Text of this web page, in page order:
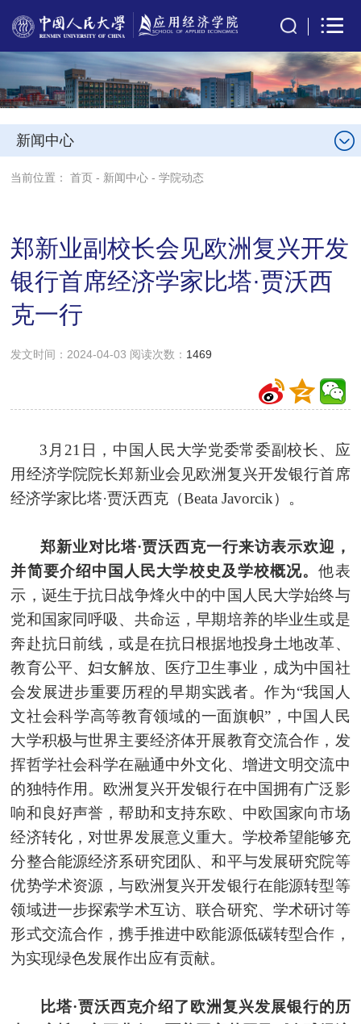
新闻中心
当前位置：首页 - 新闻中心 -学院动态
郑新业副校长会见欧洲复兴开发
银行首席经济学家比塔·贾沃西
克一行
发文时间：2024-04-03 阅读次数： 1469
3月21日，中国人民大学党委常委副校长、应
用经济学院院长郑新业会见欧洲复兴开发银行首席
经济学家比塔·贾沃西克（BeataJavorcik）。
郑新业对比塔·贾沃西克一行来访表示欢迎，
并简要介绍中国人民大学校史及学校概况。他表
示，诞生于抗日战争烽火中的中国人民大学始终与
党和国家同呼吸、共命运，早期培养的毕业生或是
奔赴抗日前线，或是在抗日根据地投身土地改革、
教育公平、妇女解放、医疗卫生事业，成为中国社
会发展进步重要历程的早期实践者。作为“我国人
文社会科学高等教育领域的一面旗帜”，中国人民
大学积极与世界主要经济体开展教育交流合作，发
挥哲学社会科学在融通中外文化、增进文明交流中
的独特作用。欧洲复兴开发银行在中国拥有广泛影
响和良好声誉，帮助和支持东欧、中欧国家向市场
经济转化，对世界发展意义重大。学校希望能够充
分整合能源经济系研究团队、和平与发展研究院等
优势学术资源，与欧洲复兴开发银行在能源转型等
领域进一步探索学术互访、联合研究、学术研讨等
形式交流合作，携手推进中欧能源低碳转型合作，
为实现绿色发展作出应有贡献。
比塔·贾沃西克介绍了欧洲复兴发展银行的历